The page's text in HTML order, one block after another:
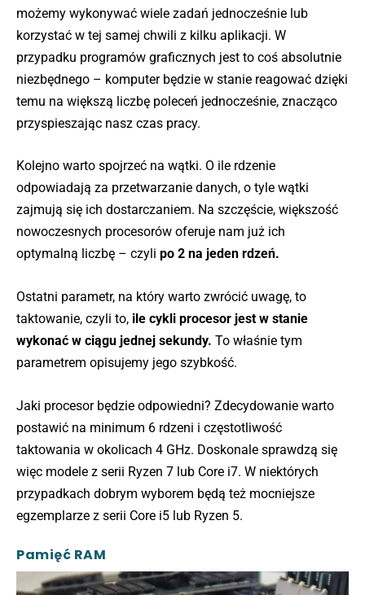
możemy wykonywać wiele zadań jednocześnie lub
korzystać w tej samej chwili z kilku aplikacji. W
przypadku programów graficznych jest to coś absolutnie
niezbędnego – komputer będzie w stanie reagować dzięki
temu na większą liczbę poleceń jednocześnie, znacząco
przyspieszając nasz czas pracy.
Kolejno warto spojrzeć na wątki. O ile rdzenie
odpowiadają za przetwarzanie danych, o tyle wątki
zajmują się ich dostarczaniem. Na szczęście, większość
nowoczesnych procesorów oferuje nam już ich
optymalną liczbę – czyli po 2 na jeden rdzeń.
Ostatni parametr, na który warto zwrócić uwagę, to
taktowanie, czyli to, ile cykli procesor jest w stanie
wykonać w ciągu jednej sekundy. To właśnie tym
parametrem opisujemy jego szybkość.
Jaki procesor będzie odpowiedni? Zdecydowanie warto
postawić na minimum 6 rdzeni i częstotliwość
taktowania w okolicach 4 GHz. Doskonale sprawdzą się
więc modele z serii Ryzen 7 lub Core i7. W niektórych
przypadkach dobrym wyborem będą też mocniejsze
egzemplarze z serii Core i5 lub Ryzen 5.
Pamięć RAM